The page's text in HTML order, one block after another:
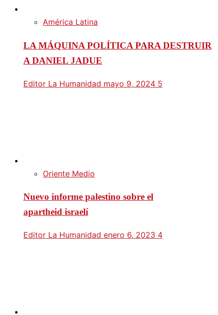
América Latina
LA MÁQUINA POLÍTICA PARA DESTRUIR
A DANIEL JADUE
Editor La Humanidad mayo 9, 2024 5
Oriente Medio
Nuevo informe palestino sobre el
apartheid israelí
Editor La Humanidad enero 6, 2023 4